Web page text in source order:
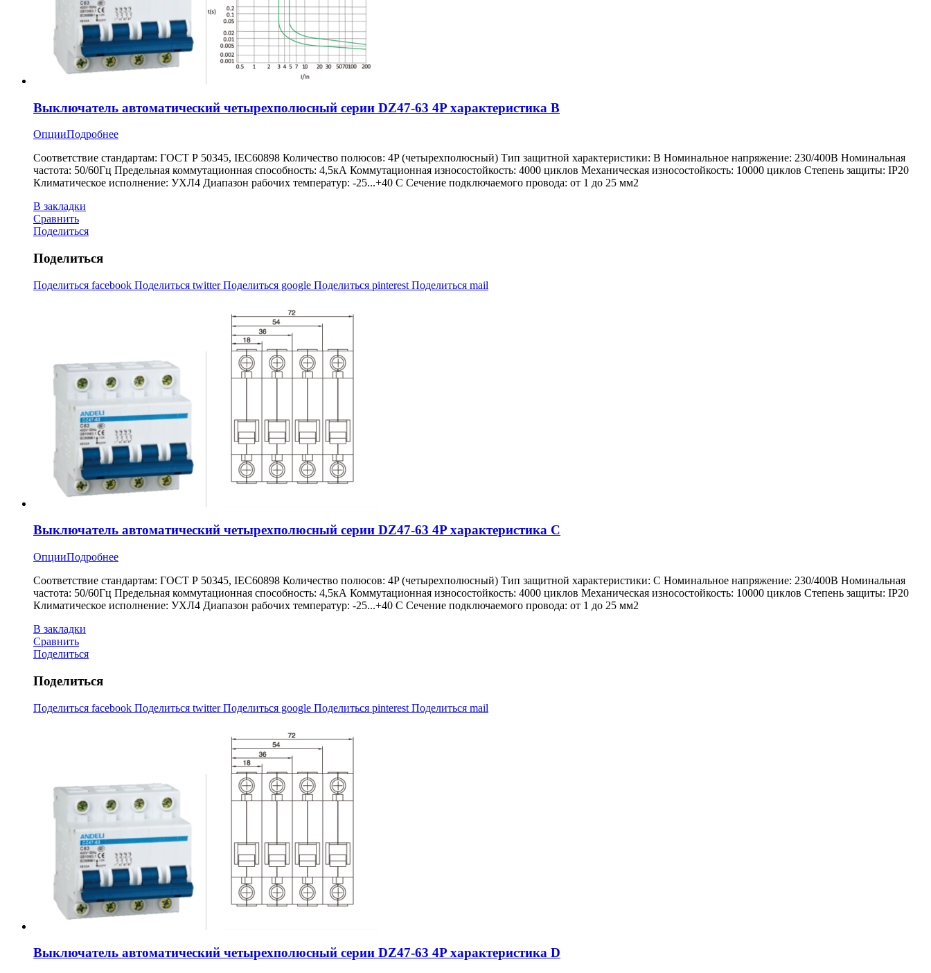
Выключатель автоматический четырехполюсный серии DZ47-63 4P характеристика В
ОпцииПодробнее
Соответствие стандартам: ГОСТ Р 50345, IEC60898 Количество полюсов: 4P (четырехполюсный) Тип защитной характеристики: В Номинальное напряжение: 230/400В Номинальная
частота: 50/60Гц Предельная коммутационная способность: 4,5кА Коммутационная износостойкость: 4000 циклов Механическая износостойкость: 10000 циклов Степень защиты: IP20
Климатическое исполнение: УХЛ4 Диапазон рабочих температур: -25...+40 С Сечение подключаемого провода: от 1 до 25 мм2
В закладки
Сравнить
Поделиться
Поделиться
Поделиться facebook Поделиться twitterПоделиться google Поделиться pinterest Поделиться mail
Выключатель автоматический четырехполюсный серии DZ47-63 4P характеристика C
ОпцииПодробнее
Соответствие стандартам: ГОСТ Р 50345, IEC60898 Количество полюсов: 4P (четырехполюсный) Тип защитной характеристики: C Номинальное напряжение: 230/400В Номинальная
частота: 50/60Гц Предельная коммутационная способность: 4,5кА Коммутационная износостойкость: 4000 циклов Механическая износостойкость: 10000 циклов Степень защиты: IP20
Климатическое исполнение: УХЛ4 Диапазон рабочих температур: -25...+40 С Сечение подключаемого провода: от 1 до 25 мм2
В закладки
Сравнить
Поделиться
Поделиться
Поделиться facebook Поделиться twitterПоделиться google Поделиться pinterest Поделиться mail
Выключатель автоматический четырехполюсный серии DZ47-63 4P характеристика D